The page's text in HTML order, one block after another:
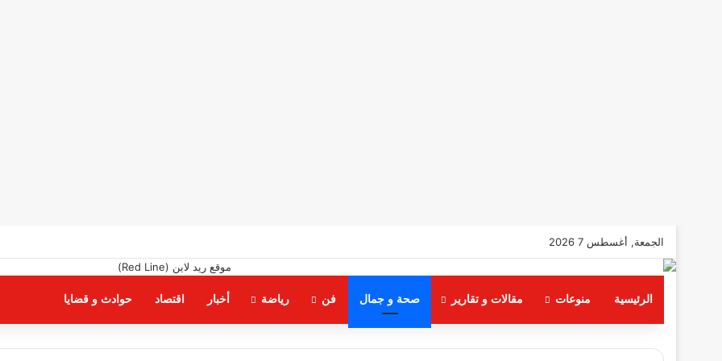
الجمعة, أغسطس 7 2026
الرئيسية منوعات مقالات و تقارير صحة و جمال فن رياضة أخبار اقتصاد حوادث و قضايا